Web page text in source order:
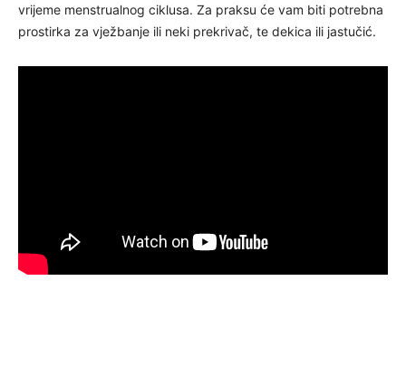
vrijeme menstrualnog ciklusa. Za praksu će vam biti potrebna
prostirka za vježbanje ili neki prekrivač, te dekica ili jastučić.